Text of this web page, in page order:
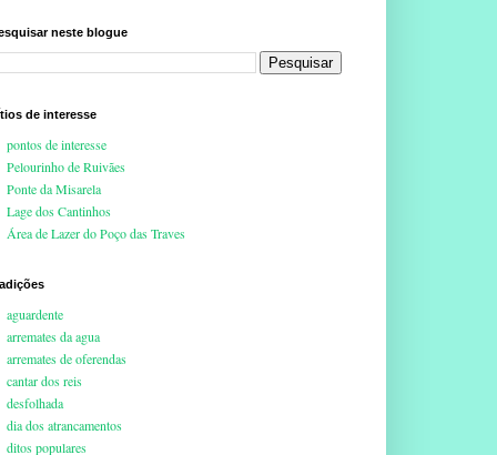
neste blogue
de interesse
pontos de interesse
Pelourinho de Ruivães
Ponte da Misarela
Lage dos Cantinhos
Área de Lazer do Poço das Traves
aguardente
arremates da agua
arremates de oferendas
cantar dos reis
desfolhada
dia dos atrancamentos
ditos populares